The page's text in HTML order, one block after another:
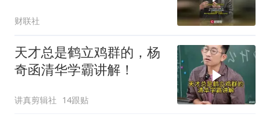
财联社
天才总是鹤立鸡群的，杨
奇函清华学霸讲解！
讲真剪辑社 14跟贴